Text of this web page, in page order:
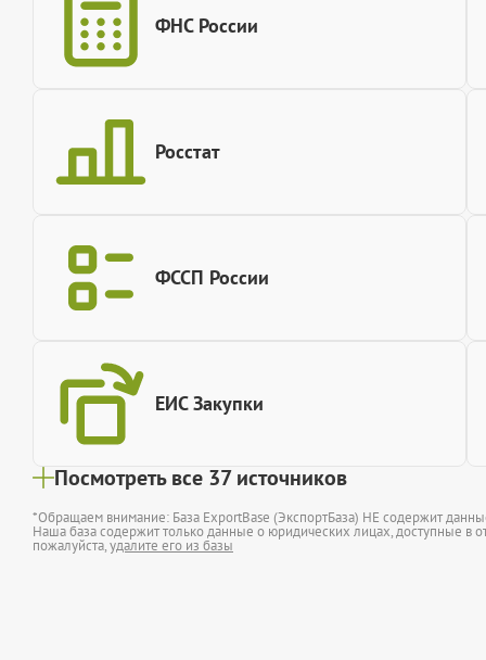
ФНС России
Росстат
ФССП России
ЕИС Закупки
Посмотреть все 37 источников
*Обращаем внимание: База ExportBase (ЭкспортБаза) НЕ содержит
Наша база содержит только данные о юридических лицах, доступные в
пожалуйста,удалите его из базы